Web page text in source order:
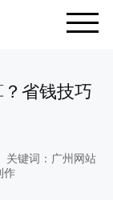
省钱技巧
键词：广州网站
作